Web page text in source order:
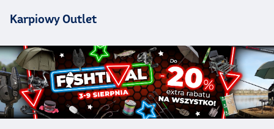
Karpiowy Outlet